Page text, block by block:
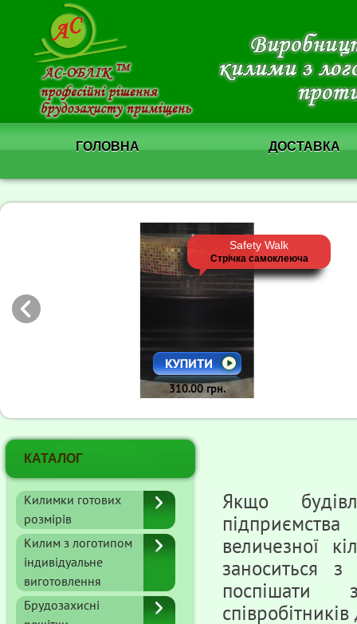
ГОЛОВНА ДОСТАВКА
Safety Walk
Стрічка самоклеюча
протиковзна
середньозерниста 50 мм
310.00 грн.
КАТАЛОГ
Килимки готових
розмірів
Килим з логотипом
індивідуальне
виготовлення
Брудозахисні
Якщо
величезної
заноситься
поспішати